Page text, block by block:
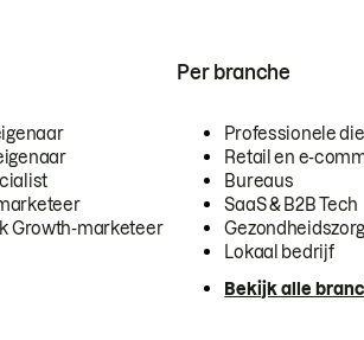
Growth-marketeer
Per branche
Professionele
Retail en e-
Bureaus
SaaS & B2B Tech
Lokaal bedrijf
Bekijk alle